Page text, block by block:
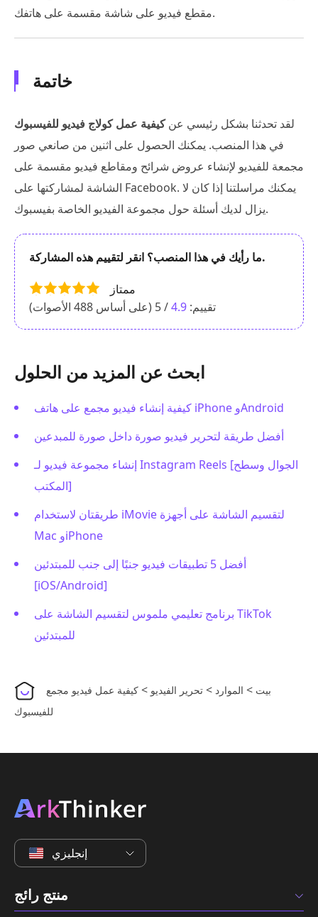
مقطع فيديو على شاشة مقسمة على هاتفك.
خاتمة
لقد تحدثنا بشكل رئيسي عنكيفية عمل كولاج فيديو للفيسبوك
في هذا المنصب. يمكنك الحصول على اثنين من صانعي صور
مجمعة للفيديو لإنشاء عروض شرائح ومقاطع فيديو مقسمة على
الشاشة لمشاركتها على Facebook. يمكنك مراسلتنا إذا كان لا
يزال لديك أسئلة حول مجموعة الفيديو الخاصة بفيسبوك.
ما رأيك في هذا المنصب؟ انقر لتقييم هذه المشاركة.
ممتاز
تقييم: 4.9/ 5 (على أساس 488 الأصوات)
ابحث عن المزيد من الحلول
كيفية إنشاء فيديو مجمع على هاتف iPhone وAndroid
أفضل طريقة لتحرير فيديو صورة داخل صورة للمبدعين
إنشاء مجموعة فيديو لـ Instagram Reels [الجوال وسطح
المكتب]
طريقتان لاستخدام iMovie لتقسيم الشاشة على أجهزة
Mac وiPhone
أفضل 5 تطبيقات فيديو جنبًا إلى جنب للمبتدئين
[iOS/Android]
برنامج تعليمي ملموس لتقسيم الشاشة على TikTok
للمبتدئين
بيت > الموارد > تحرير الفيديو > كيفية عمل فيديو مجمع
للفيسبوك
إنجليزي
منتج رائج